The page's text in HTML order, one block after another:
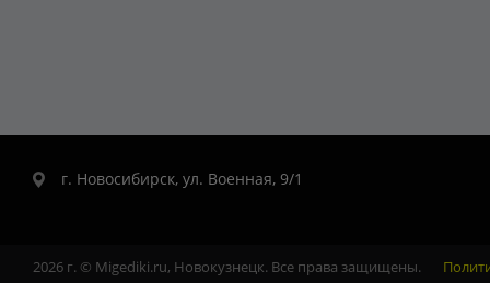
г. Новосибирск, ул. Военная, 9/1
2026 г. © Migediki.ru, Новокузнецк. Все права защищены.